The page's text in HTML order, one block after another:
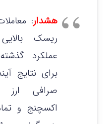
هشدار:
ریسک
عملکرد
برای نتایج
صرافی ارز
اکسچنج و